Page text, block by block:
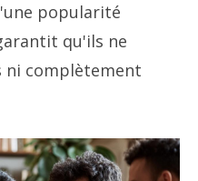
popularité
qu'ils ne
complètement